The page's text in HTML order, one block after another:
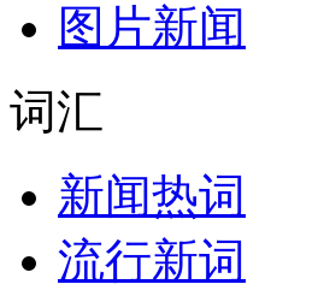
图片新闻
词汇
新闻热词
流行新词